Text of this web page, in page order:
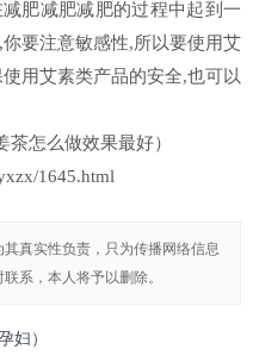
肥减肥减肥的过程中起到一
要注意敏感性,所以要使用艾
用艾素类产品的安全,也可以
怎么做效果最好）
1645.html
真实性负责，只为传播网络信息
系，本人将予以删除。
妇）